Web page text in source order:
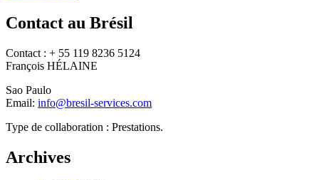
Contact au Brésil
Contact : + 55 119 8236 5124
François HÉLAINE
Sao Paulo
Email: info@bresil-services.com
Type de collaboration : Prestations.
Archives